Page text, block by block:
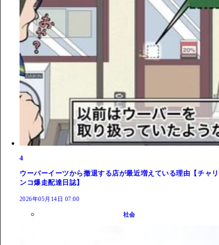
4
ウーバーイーツから撤退する店が最近増えている理由【チャリ
ンコ爆走配達日誌】
2026年05月14日 07:00
社会